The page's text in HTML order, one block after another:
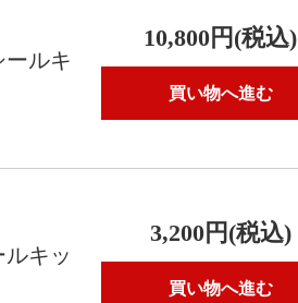
ールキ
10,800円(税込)
買い物へ進む
キッ
3,200円(税込)
買い物へ進む